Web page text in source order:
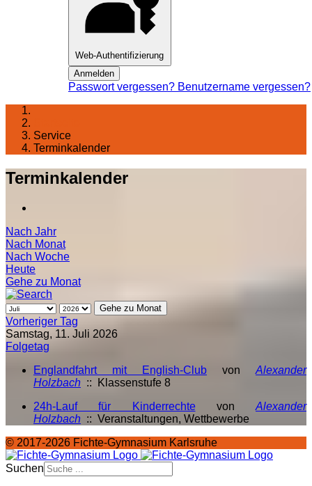
Web-Authentifizierung
Anmelden
Passwort vergessen? Benutzername vergessen?
Service
Terminkalender
Terminkalender
Nach Jahr
Nach Monat
Nach Woche
Heute
Gehe zu Monat
Gehe zu Monat
Vorheriger Tag
Samstag, 11. Juli 2026
Folgetag
Englandfahrt mit English-Club von
Alexander
Holzbach :: Klassenstufe 8
24h-Lauf für Kinderrechtevon
Alexander
Holzbach :: Veranstaltungen, Wettbewerbe
© 2017-2026 Fichte-Gymnasium Karlsruhe
Suchen